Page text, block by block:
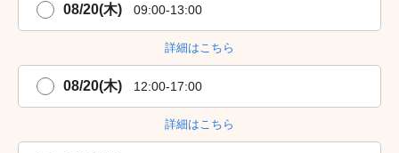
08/20(木) 09:00-13:00
詳細はこちら
08/20(木) 12:00-17:00
詳細はこちら